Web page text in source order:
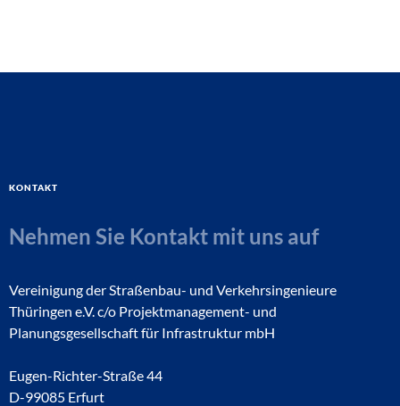
Kontakt
Nehmen Sie Kontakt mit uns auf
Vereinigung der Straßenbau- und Verkehrsingenieure
Thüringen e.V. c/o Projektmanagement- und
Planungsgesellschaft für Infrastruktur mbH
Eugen-Richter-Straße 44
D-99085 Erfurt